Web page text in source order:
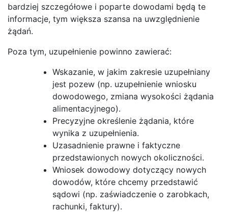
bardziej szczegółowe i poparte dowodami będą te
informacje, tym większa szansa na uwzględnienie
żądań.
Poza tym, uzupełnienie powinno zawierać:
Wskazanie, w jakim zakresie uzupełniany
jest pozew (np. uzupełnienie wniosku
dowodowego, zmiana wysokości żądania
alimentacyjnego).
Precyzyjne określenie żądania, które
wynika z uzupełnienia.
Uzasadnienie prawne i faktyczne
przedstawionych nowych okoliczności.
Wniosek dowodowy dotyczący nowych
dowodów, które chcemy przedstawić
sądowi (np. zaświadczenie o zarobkach,
rachunki, faktury).